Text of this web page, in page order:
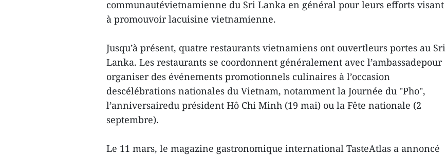
communautévietnamienne du Sri Lanka en général pour leurs efforts visant
à promouvoir lacuisine vietnamienne.
Jusqu’à présent, quatre restaurants vietnamiens ont ouvertleurs portes au Sri
Lanka. Les restaurants se coordonnent généralement avec l’ambassadepour
organiser des événements promotionnels culinaires à l’occasion
descélébrations nationales du Vietnam, notamment la Journée du "Pho",
l’anniversairedu président Hô Chi Minh (19 mai) ou la Fête nationale (2
septembre).
Le 11 mars, le magazine gastronomique international TasteAtlas a annoncé